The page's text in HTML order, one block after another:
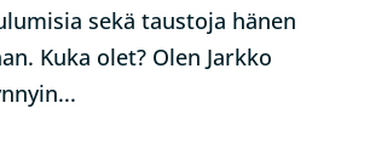
sekä taustoja hänen
Kuka olet? Olen Jarkko